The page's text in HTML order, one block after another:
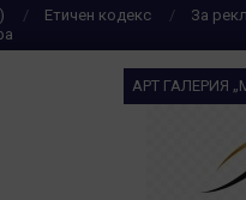
Етичен кодекс За
АРТ ГАЛЕРИЯ